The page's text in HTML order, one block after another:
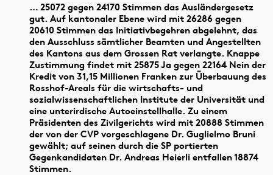
… 25072 gegen 24170 Stimmen das Ausländergesetz
gut. Auf kantonaler Ebene wird mit 26286 gegen
20610 Stimmen das Initiativbegehren abgelehnt, das
den Ausschluss sämtlicher Beamten und Angestellten
des Kantons aus dem Grossen Rat verlangte. Knappe
Zustimmung findet mit 25875 Ja gegen 22164 Nein der
Kredit von 31,15 Millionen Franken zur Überbauung des
Rosshof-Areals für die wirtschafts- und
sozialwissenschaftlichen Institute der Universität und
eine unterirdische Autoeinstellhalle. Zu einem
Präsidenten des Zivilgerichts wird mit 20888 Stimmen
der von der CVP vorgeschlagene Dr. Guglielmo Bruni
gewählt; auf seinen durch die SP portierten
Gegenkandidaten Dr. Andreas Heierli entfallen 18874
Stimmen.